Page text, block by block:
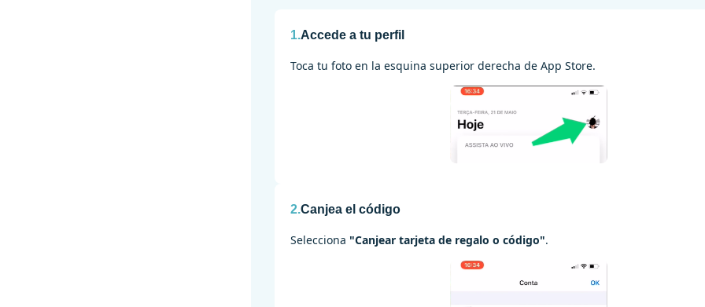
1.Accede a tu perfil
Toca tu foto en la esquina superior derecha de App Store.
2.Canjea el código
Selecciona "Canjear tarjeta de regalo o código".